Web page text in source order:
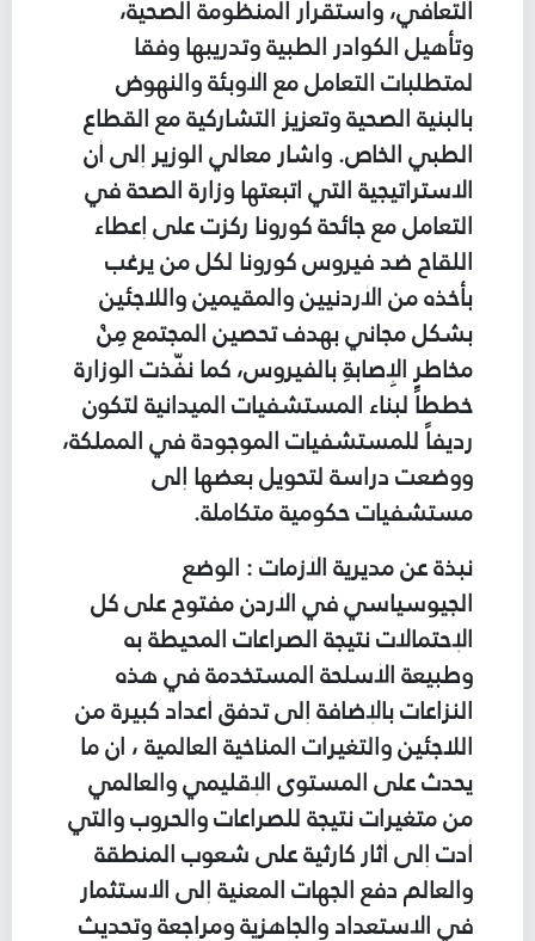
التعافي، واستقرار المنظومة الصحية،
وتأهيل الكوادر الطبية وتدريبها وفقا
لمتطلبات التعامل مع الأوبئة والنهوض
بالبنية الصحية وتعزيز التشاركية مع القطاع
الطبي الخاص. واشار معالي الوزير إلى أن
الاستراتيجية التي اتبعتها وزارة الصحة في
التعامل مع جائحة كورونا ركزت على إعطاء
اللقاح ضد فيروس كورونا لكل من يرغب
بأخذه من الأردنيين والمقيمين واللاجئين
بشكل مجاني بهدف تحصين المجتمع مِنْ
مخاطرِ الإِصابةِ بالفيروس، كما نفّذت الوزارة
خططاً لبناء المستشفيات الميدانية لتكون
رديفاً للمستشفيات الموجودة في المملكة،
ووضعت دراسة لتحويل بعضها إلى
مستشفيات حكومية متكاملة.
نبذة عن مديرية الأزمات : الوضع
الجيوسياسي في الأردن مفتوح على كل
الإحتمالات نتيجة الصراعات المحيطة به
وطبيعة الأسلحة المستخدمة في هذه
النزاعات بالإضافة إلى تدفق أعداد كبيرة من
اللاجئين والتغيرات المناخية العالمية ، ان ما
يحدث على المستوى الإقليمي والعالمي
من متغيرات نتيجة للصراعات والحروب والتي
أدت إلى أثار كارثية على شعوب المنطقة
والعالم دفع الجهات المعنية إلى الاستثمار
في الاستعداد والجاهزية ومراجعة وتحديث